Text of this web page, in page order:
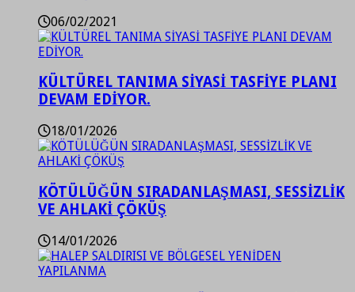
06/02/2021
KÜLTÜREL TANIMA SİYASİ TASFİYE PLANI
DEVAM EDİYOR.
18/01/2026
KÖTÜLÜĞÜN SIRADANLAŞMASI, SESSİZLİK
VE AHLAKİ ÇÖKÜŞ
14/01/2026